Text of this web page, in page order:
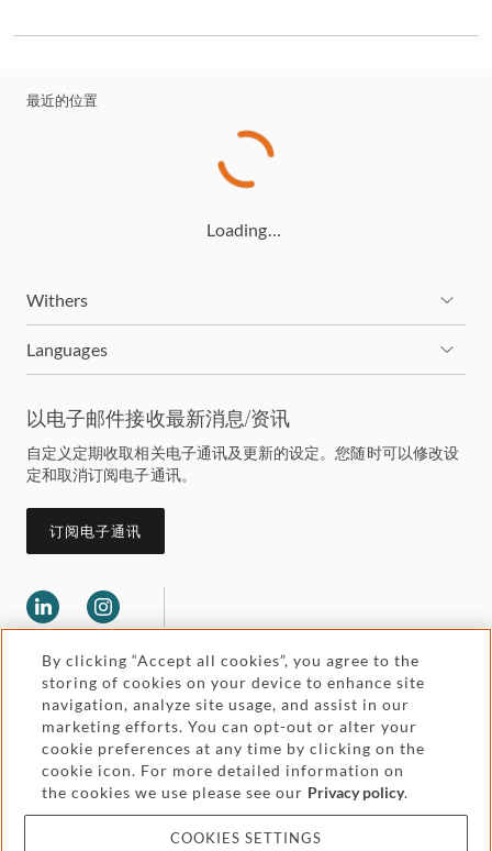
最近的位置
Loading…
Withers
Languages
以电子邮件接收最新消息/资讯
自定义定期收取相关电子通讯及更新的设定。您随时可以修改设
定和取消订阅电子通讯。
订阅电子通讯
Legal and regulatory
Pricing
Cookies and privacy
Accessibility
Attorney advertising
By clicking “Accept all cookies”, you agree to the
storing of cookies on your device to enhance site
navigation, analyze site usage, and assist in our
marketing efforts. You can opt-out or alter your
cookie preferences at any time by clicking on the
cookie icon. For more detailed information on
the cookies we use please see our Privacy policy.
COOKIES SETTINGS